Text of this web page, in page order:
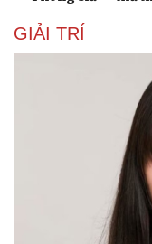
GIẢI TRÍ